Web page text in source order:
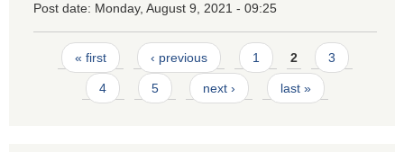
Post date: Monday, August 9, 2021 - 09:25
Pages
« first ‹ previous 1 2 3
4 5 next › last »